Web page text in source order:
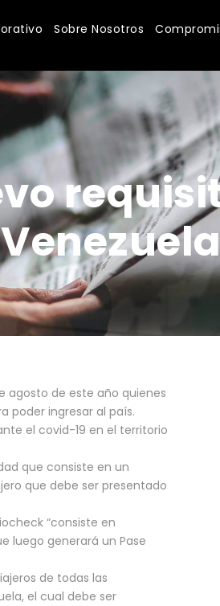
Sobre Nosotros
agosto de este año quienes
poder ingresar al país.
el covid-19 en el territorio
que consiste en un
que debe ser presentado
“consiste en
luego generará un Pase
de todas las
el cual debe ser